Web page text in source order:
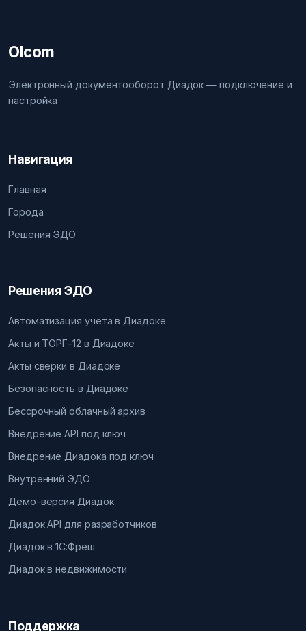
Olcom
Электронный документооборот Диадок — подключение и
настройка
Навигация
Главная
Города
Решения ЭДО
Решения ЭДО
Автоматизация учета в Диадоке
Акты и ТОРГ-12 в Диадоке
Акты сверки в Диадоке
Безопасность в Диадоке
Бессрочный облачный архив
Внедрение API под ключ
Внедрение Диадока под ключ
Внутренний ЭДО
Демо-версия Диадок
Диадок API для разработчиков
Диадок в 1С:Фреш
Диадок в недвижимости
Поддержка